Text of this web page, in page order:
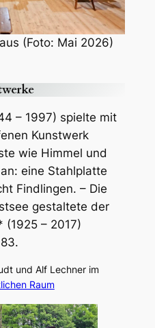
(Foto: Mai 2026)
– 1997) spielte mit
Kunstwerk
wie Himmel und
eine Stahlplatte
Findlingen. – Die
gestaltete der
(1925 – 2017)
und Alf Lechner im
Raum